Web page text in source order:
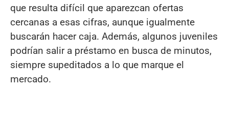
que resulta difícil que aparezcan ofertas
cercanas a esas cifras, aunque igualmente
buscarán hacer caja. Además, algunos juveniles
podrían salir a préstamo en busca de minutos,
siempre supeditados a lo que marque el
mercado.